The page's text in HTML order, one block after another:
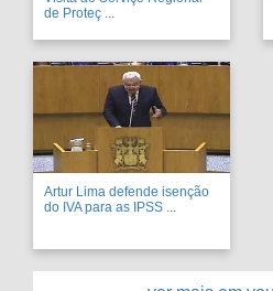
de Proteç ...
Artur Lima defende isenção
do IVA para as IPSS ...